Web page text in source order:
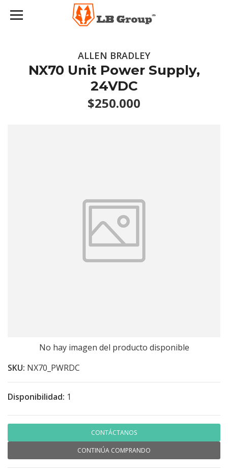
ALLEN BRADLEY
NX70 Unit Power Supply,
24VDC
$250.000
No hay imagen del producto disponible
SKU: NX70_PWRDC
Disponibilidad: 1
CONTÁCTANOS
CONTINÚA COMPRANDO